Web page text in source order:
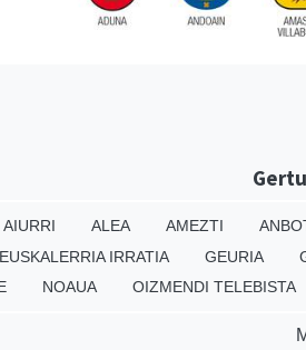
AIURRI ALEA AMEZTI
EUSKALERRIA IRRATIA GEURIA
NOAUA OIZMENDI TELEBISTA